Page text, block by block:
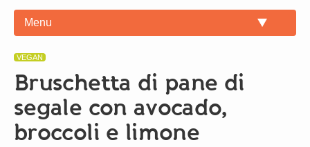
Menu
VEGAN
Bruschetta di pane di
segale con avocado,
broccoli e limone